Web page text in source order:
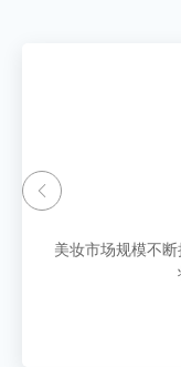
美妆市场规模不